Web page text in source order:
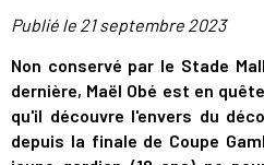
Publié le 21 septembre 2023
Non conservé par le Stade
dernière, Maël Obé est en
qu'il découvre l'envers du
depuis la finale de Coupe